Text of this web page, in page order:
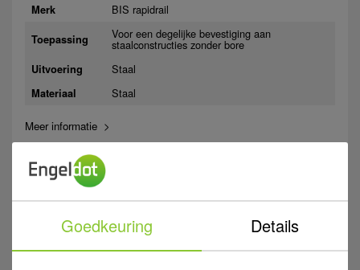
Merk BIS rapidrail
Toepassing Voor een degelijke bevestiging aan
staalconstructies zonder bore
Uitvoering Staal
Materiaal Staal
Meer informatie >
Op bestelling
Log in voor eigen prijs
Gratis bezorgd v.a. €100 ex.
Goedkeuring Details